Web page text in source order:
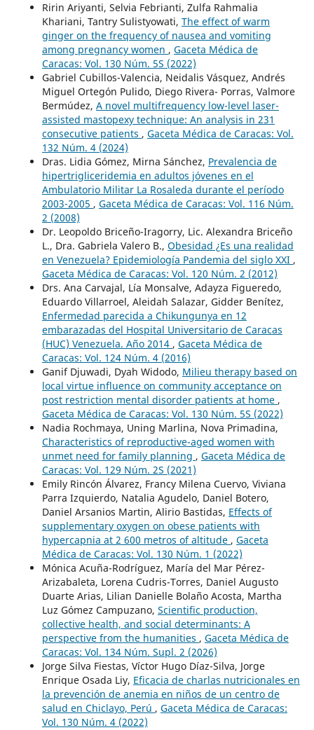
Ririn Ariyanti, Selvia Febrianti, Zulfa Rahmalia
Khariani, Tantry Sulistyowati, The effect of warm
ginger on the frequency of nausea and vomiting
among pregnancy women , Gaceta Médica de
Caracas: Vol. 130 Núm. 5S (2022)
Gabriel Cubillos-Valencia, Neidalis Vásquez, Andrés
Miguel Ortegón Pulido, Diego Rivera- Porras, Valmore
Bermúdez, A novel multifrequency low-level laser-
assisted mastopexy technique: An analysis in 231
consecutive patients , Gaceta Médica de Caracas: Vol.
132 Núm. 4 (2024)
Dras. Lidia Gómez, Mirna Sánchez, Prevalencia de
hipertrigliceridemia en adultos jóvenes en el
Ambulatorio Militar La Rosaleda durante el período
2003-2005 , Gaceta Médica de Caracas: Vol. 116 Núm.
2 (2008)
Dr. Leopoldo Briceño-Iragorry, Lic. Alexandra Briceño
L., Dra. Gabriela Valero B., Obesidad ¿Es una realidad
en Venezuela? Epidemiología Pandemia del siglo XXI ,
Gaceta Médica de Caracas: Vol. 120 Núm. 2 (2012)
Drs. Ana Carvajal, Lía Monsalve, Adayza Figueredo,
Eduardo Villarroel, Aleidah Salazar, Gidder Benítez,
Enfermedad parecida a Chikungunya en 12
embarazadas del Hospital Universitario de Caracas
(HUC) Venezuela. Año 2014 , Gaceta Médica de
Caracas: Vol. 124 Núm. 4 (2016)
Ganif Djuwadi, Dyah Widodo, Milieu therapy based on
local virtue influence on community acceptance on
post restriction mental disorder patients at home ,
Gaceta Médica de Caracas: Vol. 130 Núm. 5S (2022)
Nadia Rochmaya, Uning Marlina, Nova Primadina,
Characteristics of reproductive-aged women with
unmet need for family planning , Gaceta Médica de
Caracas: Vol. 129 Núm. 2S (2021)
Emily Rincón Álvarez, Francy Milena Cuervo, Viviana
Parra Izquierdo, Natalia Agudelo, Daniel Botero,
Daniel Arsanios Martin, Alirio Bastidas, Effects of
supplementary oxygen on obese patients with
hypercapnia at 2 600 metros of altitude , Gaceta
Médica de Caracas: Vol. 130 Núm. 1 (2022)
Mónica Acuña-Rodríguez, María del Mar Pérez-
Arizabaleta, Lorena Cudris-Torres, Daniel Augusto
Duarte Arias, Lilian Danielle Bolaño Acosta, Martha
Luz Gómez Campuzano, Scientific production,
collective health, and social determinants: A
perspective from the humanities , Gaceta Médica de
Caracas: Vol. 134 Núm. Supl. 2 (2026)
Jorge Silva Fiestas, Víctor Hugo Díaz-Silva, Jorge
Enrique Osada Liy, Eficacia de charlas nutricionales en
la prevención de anemia en niños de un centro de
salud en Chiclayo, Perú , Gaceta Médica de Caracas:
Vol. 130 Núm. 4 (2022)